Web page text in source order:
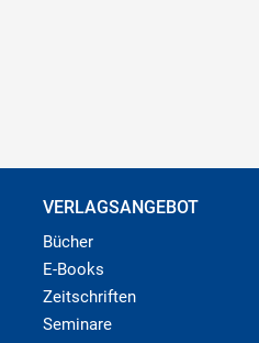
VERLAGSANGEBOT
Bücher
E-Books
Zeitschriften
Seminare